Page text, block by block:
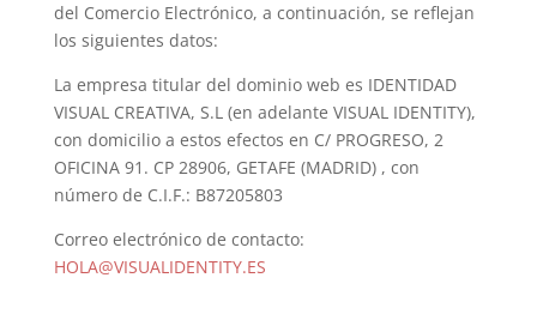
del Comercio Electrónico, a continuación, se reflejan
los siguientes datos:
La empresa titular del dominio web es IDENTIDAD
VISUAL CREATIVA, S.L (en adelante VISUAL IDENTITY),
con domicilio a estos efectos en C/ PROGRESO, 2
OFICINA 91. CP 28906, GETAFE (MADRID) , con
número de C.I.F.: B87205803
Correo electrónico de contacto:
HOLA@VISUALIDENTITY.ES